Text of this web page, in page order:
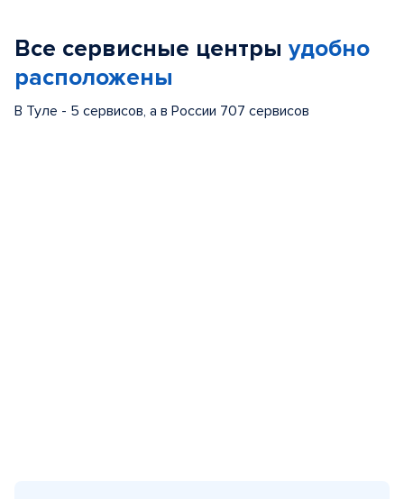
Все сервисные центры удобно
расположены
В Туле - 5 сервисов, а в России 707 сервисов